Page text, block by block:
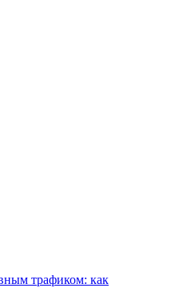
трафиком: как